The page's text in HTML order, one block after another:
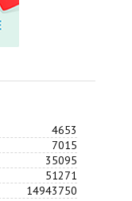
4653
7015
35095
51271
14943750